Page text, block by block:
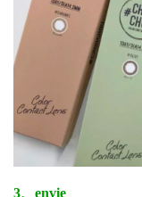
3、 envie